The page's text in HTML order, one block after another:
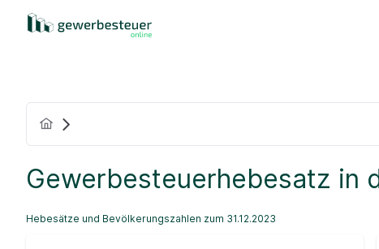
Gewerbesteuerhebesatz in
Hebesätze und Bevölkerungszahlen zum 31.12.2023